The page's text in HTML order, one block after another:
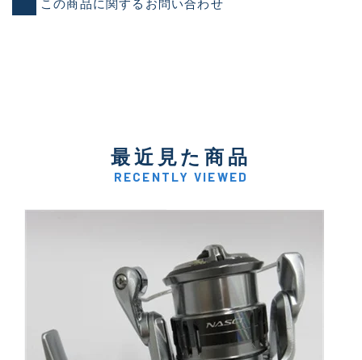
この商品に関するお問い合わせ
最近見た商品
RECENTLY VIEWED